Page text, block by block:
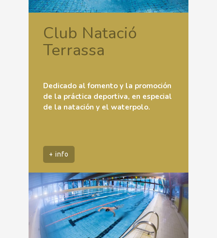
Club Natació
Terrassa
Dedicado al fomento y la promoción
de la práctica deportiva, en especial
de la natación y el waterpolo.
+ info